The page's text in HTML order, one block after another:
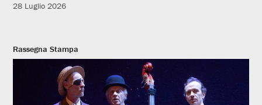
28 Luglio 2026
Rassegna Stampa